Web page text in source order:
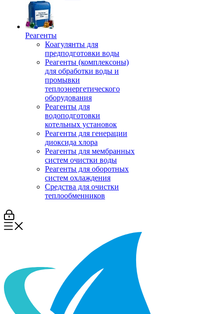
Реагенты
Коагулянты для
предподготовки воды
Реагенты (комплексоны)
для обработки воды и
промывки
теплоэнергетического
оборудования
Реагенты для
водоподготовки
котельных установок
Реагенты для генерации
диоксида хлора
Реагенты для мембранных
систем очистки воды
Реагенты для оборотных
систем охлаждения
Средства для очистки
теплообменников